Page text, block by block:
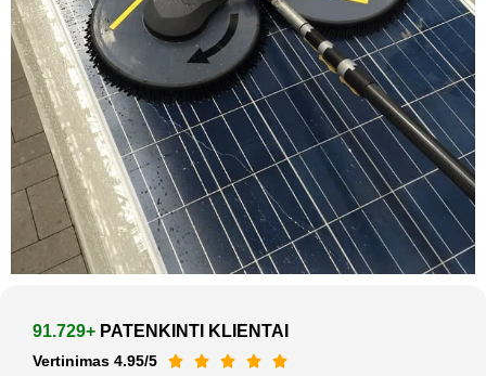
91.729+ PATENKINTI KLIENTAI
Vertinimas 4.95/5     